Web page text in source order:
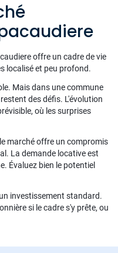
offre un cadre de vie
localisé et peu profond.
Mais dans une commune
des défis. L'évolution
où les surprises
marché offre un compromis
La demande locative est
Évaluez bien le potentiel
investissement standard.
si le cadre s'y prête, ou